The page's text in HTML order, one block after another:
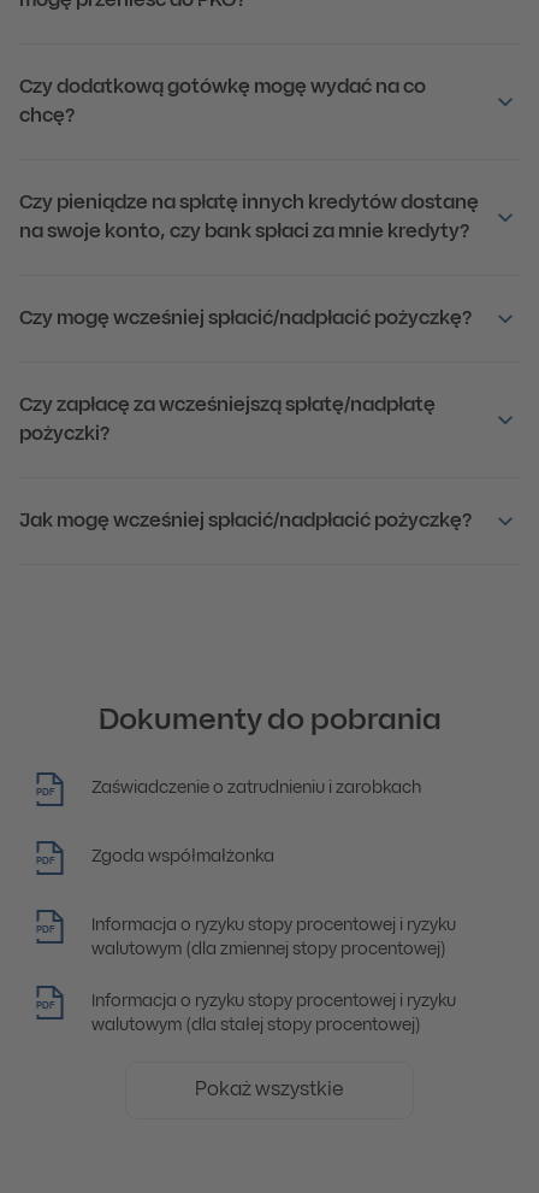
Czy dodatkową gotówkę mogę wydać na co
chcę?
Czy pieniądze na spłatę innych kredytów dostanę
na swoje konto, czy bank spłaci za mnie kredyty?
Czy mogę wcześniej spłacić/nadpłacić pożyczkę?
Czy zapłacę za wcześniejszą spłatę/nadpłatę
pożyczki?
Jak mogę wcześniej spłacić/nadpłacić pożyczkę?
Dokumenty do pobrania
PDF Zaświadczenie o zatrudnieniu i zarobkach
PDF Zgoda współmałżonka
PDF
Informacja o ryzyku stopy procentowej i ryzyku
walutowym (dla zmiennej stopy procentowej)
PDF
Informacja o ryzyku stopy procentowej i ryzyku
walutowym (dla stałej stopy procentowej)
Pokaż wszystkie